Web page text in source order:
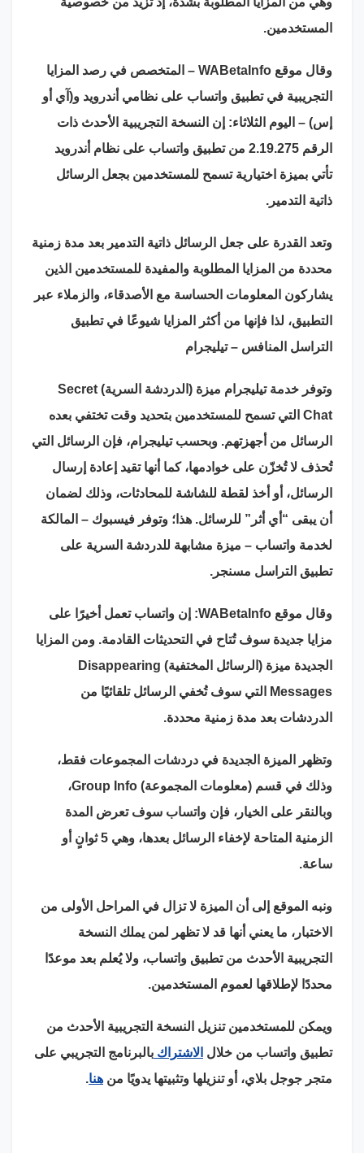
المستخدمين.
وقال موقع WABetaInfo – المتخصص في رصد المزايا
التجريبية في تطبيق واتساب على نظامي أندرويد و(آي أو
إس) – اليوم الثلاثاء: إن النسخة التجريبية الأحدث ذات
الرقم 2.19.275 من تطبيق واتساب على نظام أندرويد
تأتي بميزة اختيارية تسمح للمستخدمين بجعل الرسائل
ذاتية التدمير.
وتعد القدرة على جعل الرسائل ذاتية التدمير بعد مدة زمنية
محددة من المزايا المطلوبة والمفيدة للمستخدمين الذين
يشاركون المعلومات الحساسة مع الأصدقاء، والزملاء عبر
التطبيق، لذا فإنها من أكثر المزايا شيوعًا في تطبيق
التراسل المنافس – تيليجرام
وتوفر خدمة تيليجرام ميزة (الدردشة السرية) Secret
Chat التي تسمح للمستخدمين بتحديد وقت تختفي بعده
الرسائل من أجهزتهم. وبحسب تيليجرام، فإن الرسائل التي
تُحذف لا تُخزّن على خوادمها، كما أنها تقيد إعادة إرسال
الرسائل، أو أخذ لقطة للشاشة للمحادثات، وذلك لضمان
أن يبقى “أي أثر” للرسائل. هذا؛ وتوفر فيسبوك – المالكة
لخدمة واتساب – ميزة مشابهة للدردشة السرية على
تطبيق التراسل مسنجر.
وقال موقع WABetaInfo: إن واتساب تعمل أخيرًا على
مزايا جديدة سوف تُتاح في التحديثات القادمة. ومن المزايا
الجديدة ميزة (الرسائل المختفية) Disappearing
Messages التي سوف تُخفي الرسائل تلقائيًا من
الدردشات بعد مدة زمنية محددة.
وتظهر الميزة الجديدة في دردشات المجموعات فقط،
وذلك في قسم (معلومات المجموعة) Group Info،
وبالنقر على الخيار، فإن واتساب سوف تعرض المدة
الزمنية المتاحة لإخفاء الرسائل بعدها، وهي 5 ثوانٍ أو
ساعة.
ونبه الموقع إلى أن الميزة لا تزال في المراحل الأولى من
الاختبار، ما يعني أنها قد لا تظهر لمن يملك النسخة
التجريبية الأحدث من تطبيق واتساب، ولا يُعلم بعد موعدًا
محددًا لإطلاقها لعموم المستخدمين.
ويمكن للمستخدمين تنزيل النسخة التجريبية الأحدث من
تطبيق واتساب من خلال الاشتراك بالبرنامج التجريبي على
متجر جوجل بلاي، أو تنزيلها وتثبيتها يدويًا من هنا.